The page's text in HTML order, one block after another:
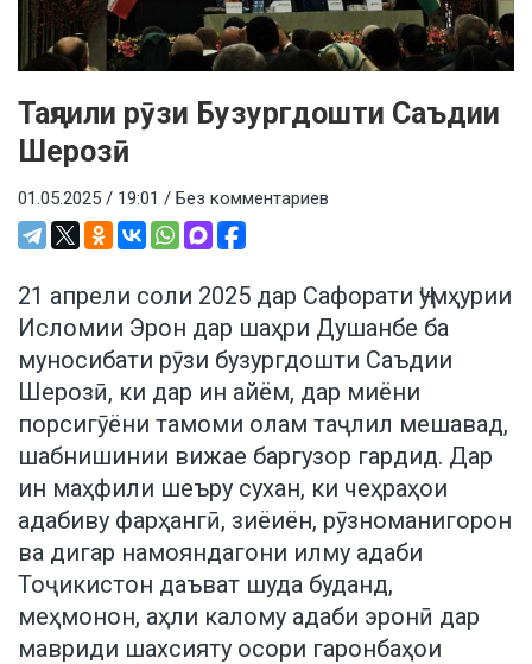
Таҷлили рӯзи Бузургдошти Саъдии
Шерозӣ
01.05.2025 / 19:01 / Без комментариев
21 апрели соли 2025 дар Сафорати Ҷумҳурии
Исломии Эрон дар шаҳри Душанбе ба
муносибати рӯзи бузургдошти Саъдии
Шерозӣ, ки дар ин айём, дар миёни
порсигӯёни тамоми олам таҷлил мешавад,
шабнишинии вижае баргузор гардид. Дар
ин маҳфили шеъру сухан, ки чеҳраҳои
адабиву фарҳангӣ, зиёиён, рӯзноманигорон
ва дигар намояндагони илму адаби
Тоҷикистон даъват шуда буданд,
меҳмонон, аҳли калому адаби эронӣ дар
мавриди шахсияту осори гаронбаҳои